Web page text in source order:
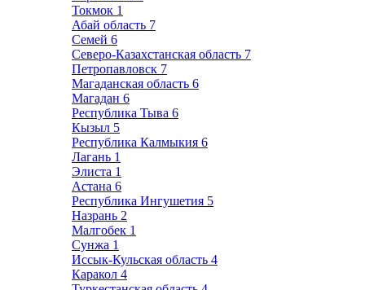
Токмок 1
Абай область 7
Семей 6
Северо-Казахстанская область 7
Петропавловск 7
Магаданская область 6
Магадан 6
Республика Тыва 6
Кызыл 5
Республика Калмыкия 6
Лагань 1
Элиста 1
Астана 6
Республика Ингушетия 5
Назрань 2
Малгобек 1
Сунжа 1
Иссык-Кульская область 4
Каракол 4